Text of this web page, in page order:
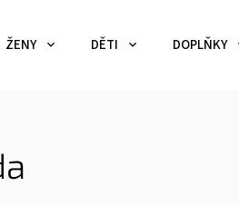
ŽENY DĚTI DOPLŇKY